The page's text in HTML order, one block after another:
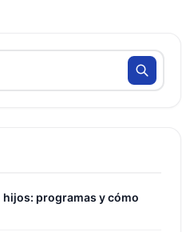
programas y cómo